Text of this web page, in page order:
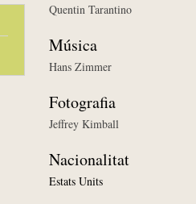
Quentin Tarantino
Música
Hans Zimmer
Fotografia
Jeffrey Kimball
Nacionalitat
Estats Units